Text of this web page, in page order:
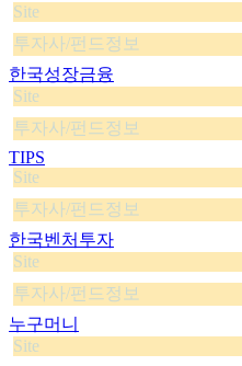
Site
투자사/펀드정보
한국성장금융
Site
투자사/펀드정보
TIPS
Site
투자사/펀드정보
한국벤처투자
Site
투자사/펀드정보
누구머니
Site